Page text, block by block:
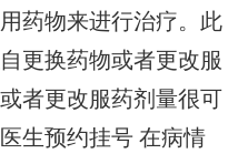
药物来进行治疗。此
更换药物或者更改服
者更改服药剂量很可
生预约挂号 在病情